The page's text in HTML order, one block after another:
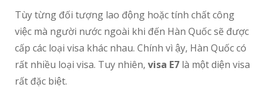
Tùy từng đối tượng lao động hoặc tính chất công
việc mà người nước ngoài khi đến Hàn Quốc sẽ được
cấp các loại visa khác nhau. Chính vì ậy, Hàn Quốc có
rất nhiều loại visa. Tuy nhiên, visa E7 là một diện visa
rất đặc biệt.